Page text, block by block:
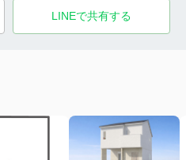
LINEで共有する